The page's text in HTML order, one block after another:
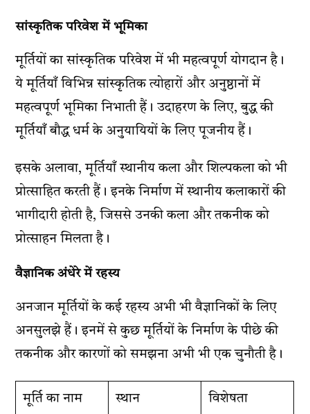
सांस्कृतिक परिवेश में भूमिका
मूर्तियों का सांस्कृतिक परिवेश में भी महत्वपूर्ण योगदान है।
ये मूर्तियाँ विभिन्न सांस्कृतिक त्योहारों और अनुष्ठानों में
महत्वपूर्ण भूमिका निभाती हैं। उदाहरण के लिए, बुद्ध की
मूर्तियाँ बौद्ध धर्म के अनुयायियों के लिए पूजनीय हैं।
इसके अलावा, मूर्तियाँ स्थानीय कला और शिल्पकला को भी
प्रोत्साहित करती हैं। इनके निर्माण में स्थानीय कलाकारों की
भागीदारी होती है, जिससे उनकी कला और तकनीक को
प्रोत्साहन मिलता है।
वैज्ञानिक अंधेरे में रहस्य
अनजान मूर्तियों के कई रहस्य अभी भी वैज्ञानिकों के लिए
अनसुलझे हैं। इनमें से कुछ मूर्तियों के निर्माण के पीछे की
तकनीक और कारणों को समझना अभी भी एक चुनौती है।
मूर्ति का नाम स्थान विशेषता